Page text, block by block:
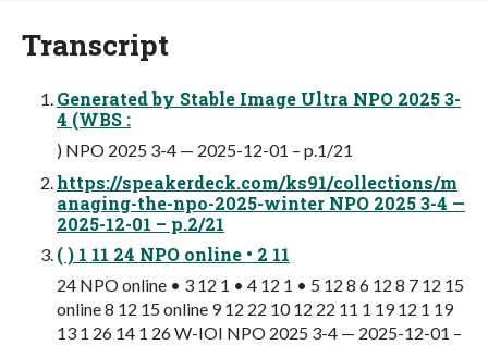
Transcript
Generated by Stable Image Ultra NPO 2025 3-
4 (WBS :
) NPO 2025 3-4 — 2025-12-01 – p.1/21
https://speakerdeck.com/ks91/collections/m
anaging-the-npo-2025-winter NPO 2025 3-4 —
2025-12-01 – p.2/21
( ) 1 11 24 NPO online • 2 11
24 NPO online • 3 12 1 • 4 12 1 • 5 12 8 6 12 8 7 12 15
online 8 12 15 online 9 12 22 10 12 22 11 1 19 12 1 19
13 1 26 14 1 26 W-IOI NPO 2025 3-4 — 2025-12-01 –